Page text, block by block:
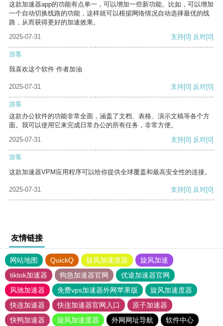
这款加速器app的功能有点单一，可以增加一些新功能。比如，可以增加
一个自动切换线路的功能，这样就可以根据网络情况自动选择最优的线
路，从而获得更好的加速效果。
2025-07-31
支持[0] 反对[0]
游客
我喜欢这个软件 作者加油
2025-07-31 支持[0] 反对[0]
游客
这款办公软件的功能非常全面，涵盖了文档、表格、演示文稿等各个方
面。我可以使用它来完成日常办公的所有任务，非常方便。
2025-07-31
支持[0] 反对[0]
游客
这款加速器VPM应用程序可以给你提供全球覆盖和最高安全性的连接。
2025-07-31 支持[0] 反对[0]
友情链接
网站地图 QuickQ 旋风加速度器
旋风加速
tiktok加速器
狗急加速器官网
优途加速器官网
风驰加速器
免费vps加速器外网苹果版
旋风加速度器
快连加速器
快连加速器官网入口
原子加速器
快鸭加速器
旋风加速度器 外网网址导航 软件中心